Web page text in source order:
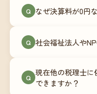
地域の事業者さま
180,000円〜）を
談にも対応してい
Q なぜ決算料が0円
次で進めていま
リプション型の
コストが事前に
Q 社会福祉法人や
は営利法人とは
め、別途お見積
Q 現在他の税理士に
できますか？